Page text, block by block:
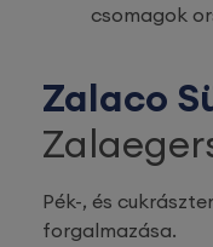
csomagok
Zalaco
Pék-, és
forgalmazása.